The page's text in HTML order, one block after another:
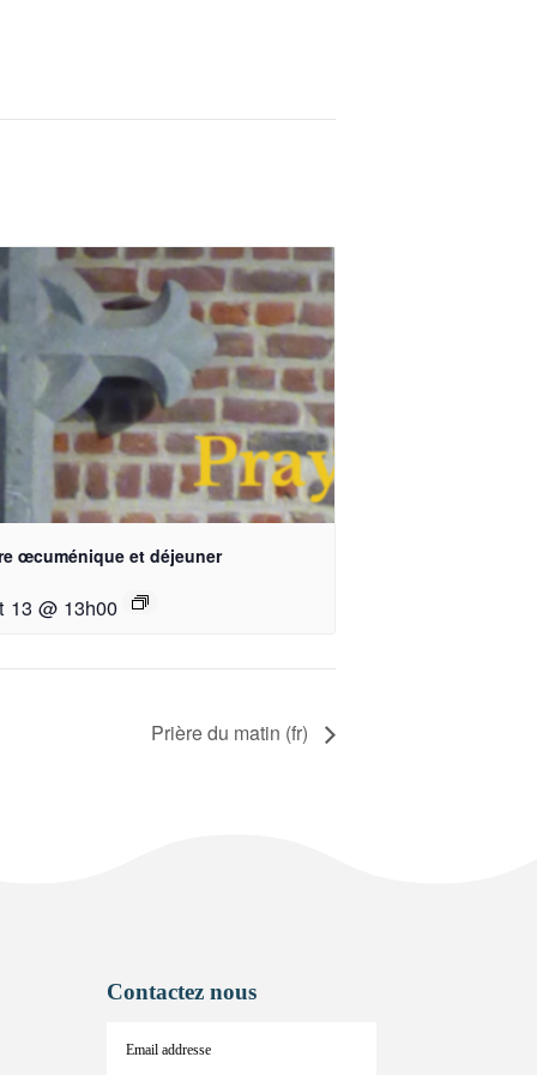
œcuménique et déjeuner
13 @ 13h00
Prière du matin (fr)
Contactez nous